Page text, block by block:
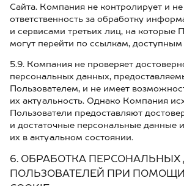
Сайта. Компания не контролирует и не
ответственность за обработку
и сервисами третьих лиц, на которые
могут перейти по ссылкам, доступным
5.9. Компания не проверяет
персональных данных,
Пользователем, и не имеет
их актуальность. Однако Компания
Пользователи предоставляют
и достаточные персональные данные
их в актуальном состоянии.
6. ОБРАБОТКА
ПОЛЬЗОВАТЕЛЕЙ ПРИ